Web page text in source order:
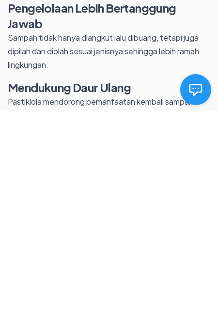
Pengelolaan Lebih Bertanggung
Jawab
Sampah tidak hanya diangkut lalu dibuang, tetapi juga
dipilah dan diolah sesuai jenisnya sehingga lebih ramah
lingkungan.
Mendukung Daur Ulang
Pastiklola mendorong pemanfaatan kembali sampah